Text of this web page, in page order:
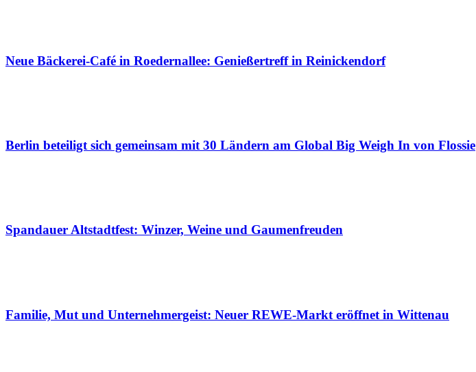
Neue Bäckerei-Café in Roedernallee: Genießertreff in Reinickendorf
Berlin beteiligt sich gemeinsam mit 30 Ländern am Global Big Weigh In von Flossie
Spandauer Altstadtfest: Winzer, Weine und Gaumenfreuden
Familie, Mut und Unternehmergeist: Neuer REWE-Markt eröffnet in Wittenau